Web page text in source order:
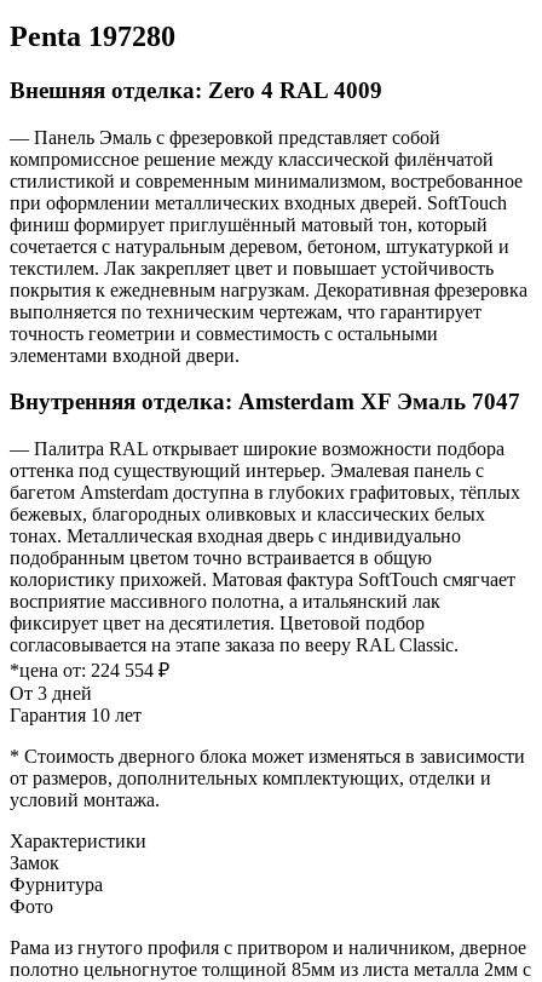
Penta 197280
Внешняя отделка: Zero 4 RAL 4009
— Панель Эмаль с фрезеровкой представляет собой
компромиссное решение между классической филёнчатой
стилистикой и современным минимализмом, востребованное
при оформлении металлических входных дверей. SoftTouch
финиш формирует приглушённый матовый тон, который
сочетается с натуральным деревом, бетоном, штукатуркой и
текстилем. Лак закрепляет цвет и повышает устойчивость
покрытия к ежедневным нагрузкам. Декоративная фрезеровка
выполняется по техническим чертежам, что гарантирует
точность геометрии и совместимость с остальными
элементами входной двери.
Внутренняя отделка: Amsterdam XF Эмаль 7047
— Палитра RAL открывает широкие возможности подбора
оттенка под существующий интерьер. Эмалевая панель с
багетом Amsterdam доступна в глубоких графитовых, тёплых
бежевых, благородных оливковых и классических белых
тонах. Металлическая входная дверь с индивидуально
подобранным цветом точно встраивается в общую
колористику прихожей. Матовая фактура SoftTouch смягчает
восприятие массивного полотна, а итальянский лак
фиксирует цвет на десятилетия. Цветовой подбор
согласовывается на этапе заказа по вееру RAL Classic.
*цена от: 224 554 ₽
От 3 дней
Гарантия 10 лет
* Стоимость дверного блока может изменяться в зависимости
от размеров, дополнительных комплектующих, отделки и
условий монтажа.
Характеристики
Замок
Фурнитура
Фото
Рама из гнутого профиля с притвором и наличником, дверное
полотно цельногнутое толщиной 85мм из листа металла 2мм c